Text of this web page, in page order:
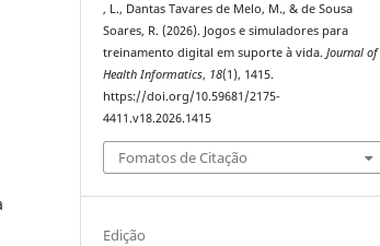
, L., Dantas Tavares de Melo, M., & de Sousa
Soares, R. (2026). Jogos e simuladores para
treinamento digital em suporte à vida.Journal of
Health Informatics, 18(1), 1415.
https://doi.org/10.59681/2175-
4411.v18.2026.1415
Fomatos de Citação
Edição